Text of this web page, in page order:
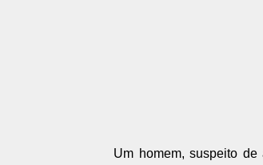
Um homem, suspeito